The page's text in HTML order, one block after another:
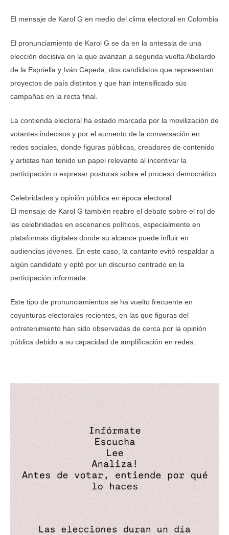
El mensaje de Karol G en medio del clima electoral en Colombia
El pronunciamiento de Karol G se da en la antesala de una
elección decisiva en la que avanzan a segunda vuelta Abelardo
de la Espriella y Iván Cepeda, dos candidatos que representan
proyectos de país distintos y que han intensificado sus
campañas en la recta final.
La contienda electoral ha estado marcada por la movilización de
votantes indecisos y por el aumento de la conversación en
redes sociales, donde figuras públicas, creadores de contenido
y artistas han tenido un papel relevante al incentivar la
participación o expresar posturas sobre el proceso democrático.
Celebridades y opinión pública en época electoral
El mensaje de Karol G también reabre el debate sobre el rol de
las celebridades en escenarios políticos, especialmente en
plataformas digitales donde su alcance puede influir en
audiencias jóvenes. En este caso, la cantante evitó respaldar a
algún candidato y optó por un discurso centrado en la
participación informada.
Este tipo de pronunciamientos se ha vuelto frecuente en
coyunturas electorales recientes, en las que figuras del
entretenimiento han sido observadas de cerca por la opinión
pública debido a su capacidad de amplificación en redes.